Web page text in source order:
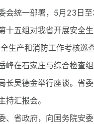
统一部署，5月23日至
十五组对我省开展安全
生产和消防工作考核巡
峰在石家庄与综合检查
长吴德金举行座谈。省
持汇报会。
省政府，向国务院安委